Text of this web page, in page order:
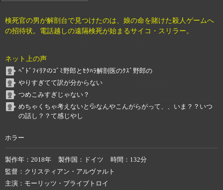
検死官の男が解剖台で見つけたのは、娘の命を賭けた殺人ゲームへ
の招待状。電話越しの遠隔検死が始まるサイコ・スリラー。
ネット上の声
ﾍﾟﾄﾞﾌｨﾘｱのｺﾞﾐ野郎とｾｸﾊﾗ解剖医のｸｽﾞ野郎の
やりすぎてて訳が分からない
つめこみすぎじゃない？
めちゃくちゃ考えないと💦なんやこんがらがって、、いま？？いつ
の話し？？て感じやし
ホラー
製作年 2018年 製作国 ドイツ 時間
132分
監督
クリスティアン・アルヴァルト
主演
モーリッツ・ブライブトロイ